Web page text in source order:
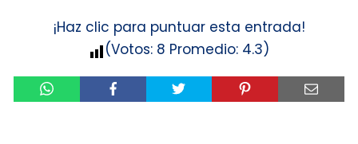
¡Haz clic para puntuar esta entrada!
(Votos: 8 Promedio: 4.3)